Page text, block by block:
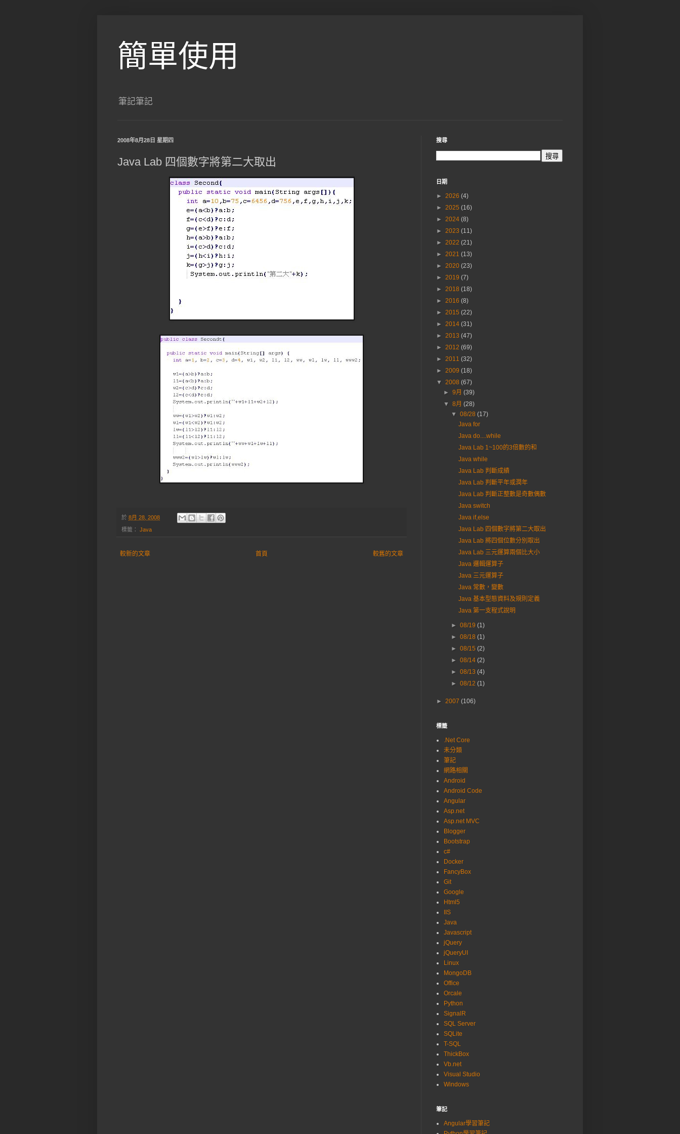
簡單使用
筆記筆記
2008年8月28日 星期四
Java Lab 四個數字將第二大取出
於 8月 28, 2008
標籤： Java
較新的文章 較舊的文章
首頁
搜尋
日期
► 2026 (4)
► 2025 (16)
► 2024 (8)
► 2023 (11)
► 2022 (21)
► 2021 (13)
► 2020 (23)
► 2019 (7)
► 2018 (18)
► 2016 (8)
► 2015 (22)
► 2014 (31)
► 2013 (47)
► 2012 (69)
► 2011 (32)
► 2009 (18)
▼ 2008 (67)
►9月(39)
▼8月(28)
▼ 08/28 (17)
Java for
Java do....while
Java Lab 1~100的3倍數的和
Java while
Java Lab 判斷成績
Java Lab 判斷平年或潤年
Java Lab 判斷正整數是奇數偶數
Java switch
Java if,else
Java Lab 四個數字將第二大取出
Java Lab 將四個位數分別取出
Java Lab 三元運算兩個比大小
Java 邏輯運算子
Java 三元運算子
Java 常數，變數
Java 基本型態資料及規則定義
Java 第一支程式說明
► 08/19 (1)
► 08/18 (1)
► 08/15 (2)
► 08/14 (2)
► 08/13 (4)
► 08/12 (1)
► 2007 (106)
標籤
.Net Core
未分類
筆記
網路相關
Android
Android Code
Angular
Asp.net
Asp.net MVC
Blogger
Bootstrap
c#
Docker
FancyBox
Git
Google
Html5
IIS
Java
Javascript
jQuery
jQueryUI
Linux
MongoDB
Office
Orcale
Python
SignalR
SQL Server
SQLite
T-SQL
ThickBox
Vb.net
Visual Studio
Windows
筆記
Angular學習筆記